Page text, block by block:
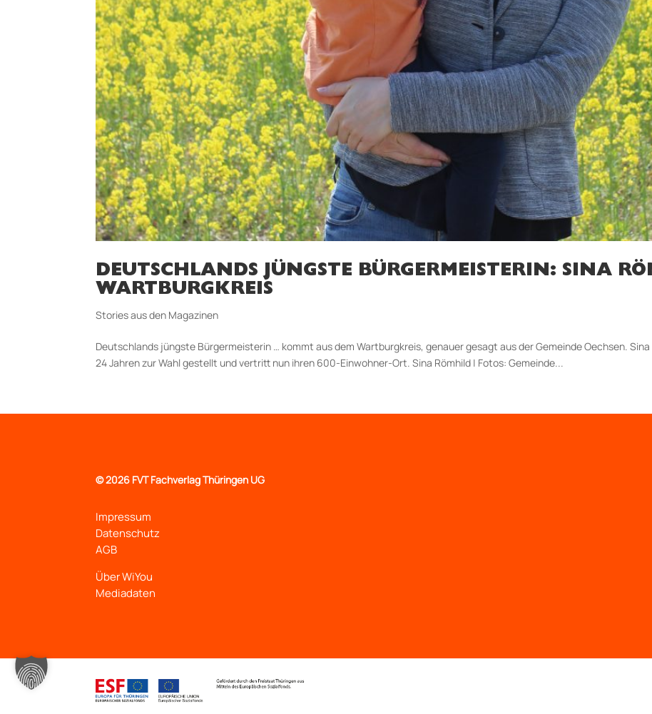
DEUTSCHLANDS JÜNGSTE BÜRGERMEISTERIN: SINA
WARTBURGKREIS
Stories aus den Magazinen
Deutschlands jüngste Bürger­meis­terin … kommt aus dem Wartburgkreis, genauer gesagt aus der Gemeinde Oechsen.
24 Jahren zur Wahl gestellt und vertritt nun ihren 600-Einwohner-Ort. Sina Römhild | Fotos: Gemeinde...
©2026 FVT Fachverlag Thüringen UG
Impressum
Datenschutz
AGB
Über WiYou
Mediadaten